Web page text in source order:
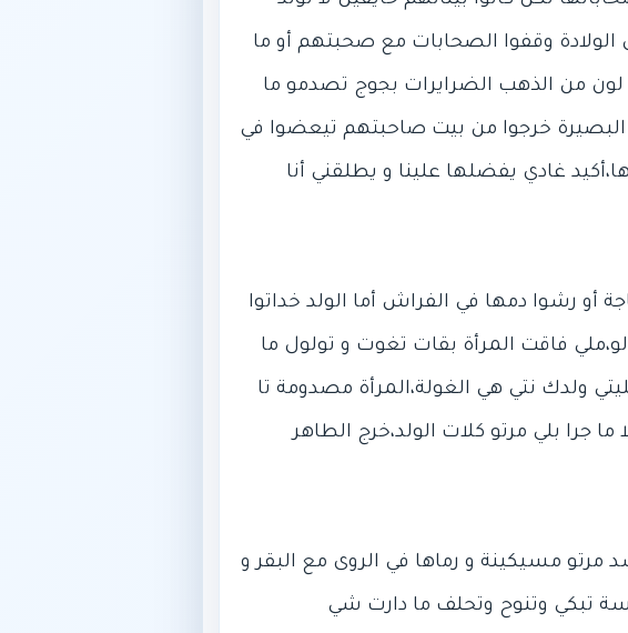
الولادة وقفوا الصحابات مع صحبتهم أو ما
لون من الذهب الضرايرات بجوج تصدمو ما
البصيرة خرجوا من بيت صاحبتهم تيعضوا في
غادي يفضلها علينا و يطلقني أنا
أو رشوا دمها في الفراش أما الولد خداتوا
فاقت المرأة بقات تغوت و تولول ما
ولدك نتي هي الغولة،المرأة مصدومة تا
جرا بلي مرتو كلات الولد،خرج الطاهر
مسيكينة و رماها في الروى مع البقر و
تبكي وتنوح وتحلف ما دارت شي